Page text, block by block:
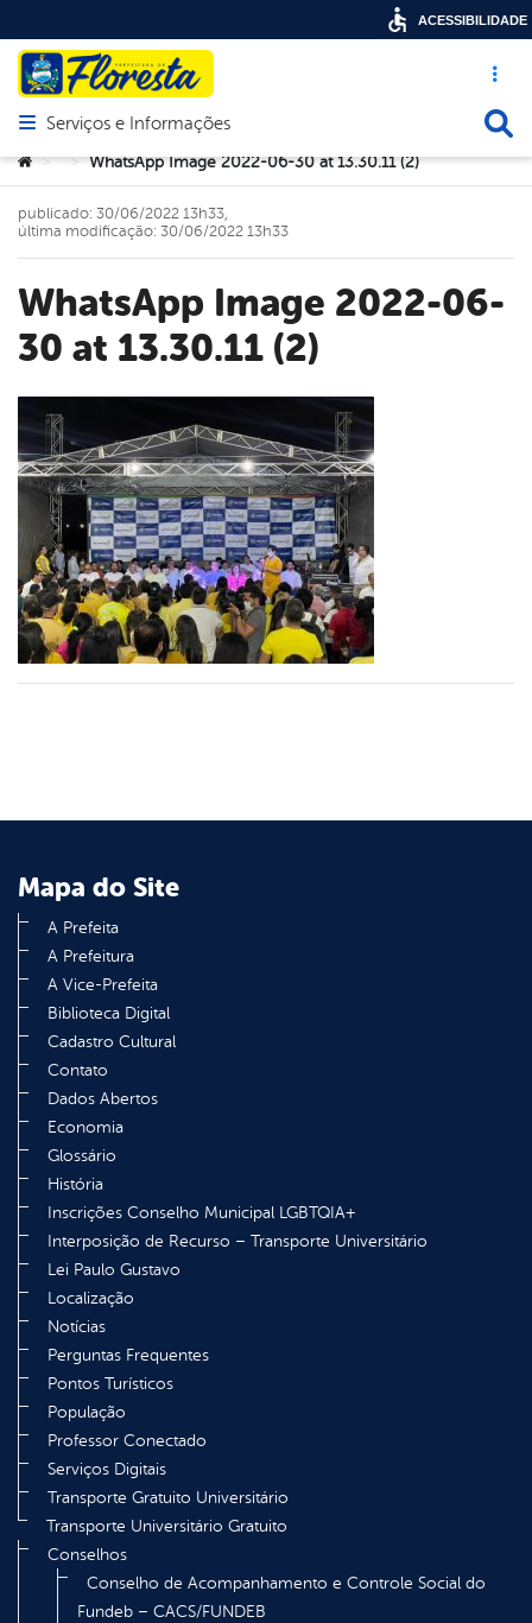
Acesso
Abrir menu principal de navegação
Serviços e Informações
Você está aqui:
> > WhatsApp Image 2022-06-30 at 13.30.11 (2)
WhatsApp Image 2022-06-
30 at 13.30.11 (2)
publicado: 30/06/2022 13h33,
última modificação: 30/06/2022 13h33
Mapa do Site
A Prefeita
A Prefeitura
A Vice-Prefeita
Biblioteca Digital
Cadastro Cultural
Contato
Dados Abertos
Economia
Glossário
História
Inscrições Conselho Municipal LGBTQIA+
Interposição de Recurso – Transporte Universitário
Lei Paulo Gustavo
Localização
Notícias
Perguntas Frequentes
Pontos Turísticos
População
Professor Conectado
Serviços Digitais
Transporte Gratuito Universitário
Transporte Universitário Gratuito
Conselhos
Conselho de Acompanhamento e Controle Social do
Fundeb – CACS/FUNDEB
ACESSIBILIDADE